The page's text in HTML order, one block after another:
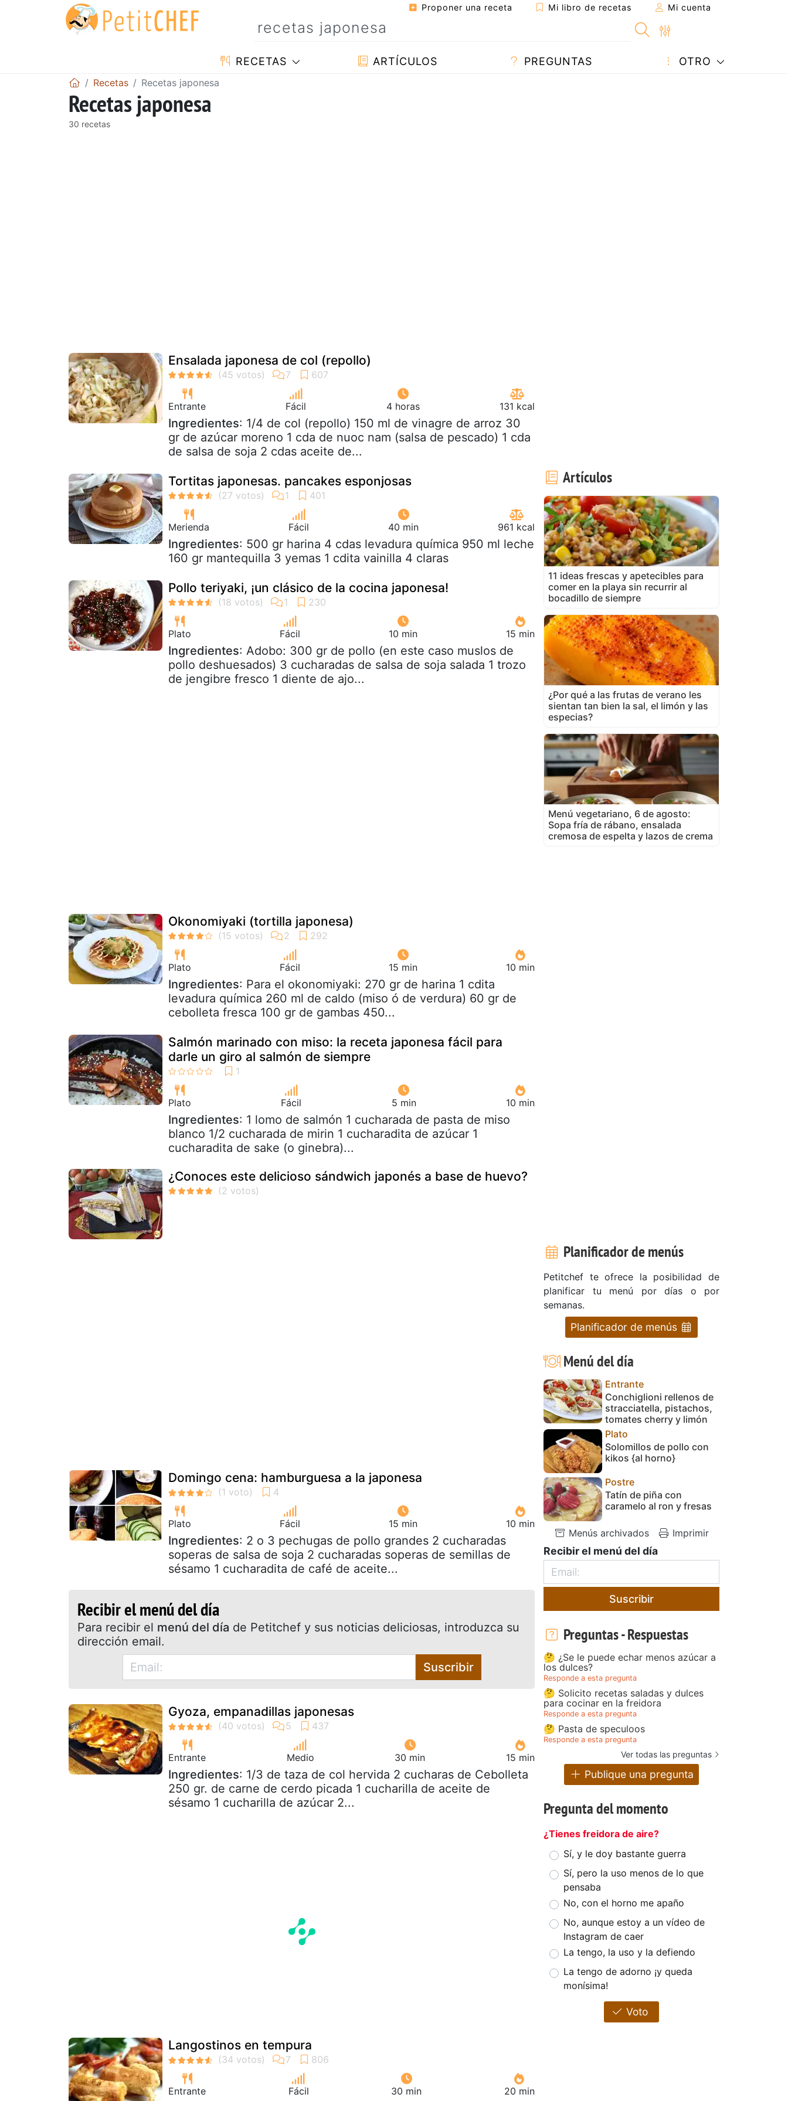
Proponer una receta Mi libro de recetas Mi cuenta
RECETAS ARTÍCULOS PREGUNTAS OTRO
Recetas Recetas japonesa
Recetas japonesa
30 recetas
Ensalada japonesa de col (repollo)
Entrante Fácil 4 horas 131 kcal
Ingredientes: 1/4 de col (repollo) 150 ml de vinagre de arroz 30
gr de azúcar moreno 1 cda de nuoc nam (salsa de pescado) 1 cda
de salsa de soja 2 cdas aceite de...
Tortitas japonesas. pancakes esponjosas
Merienda Fácil 40 min 961 kcal
Ingredientes: 500 gr harina 4 cdas levadura química 950 ml leche
160 gr mantequilla 3 yemas 1 cdita vainilla 4 claras
Pollo teriyaki, ¡un clásico de la cocina japonesa!
Plato Fácil 10 min 15 min
Ingredientes: Adobo: 300 gr de pollo (en este caso muslos de
pollo deshuesados) 3 cucharadas de salsa de soja salada 1 trozo
de jengibre fresco 1 diente de ajo...
Okonomiyaki (tortilla japonesa)
Plato Fácil 15 min 10 min
Ingredientes: Para el okonomiyaki: 270 gr de harina 1 cdita
levadura química 260 ml de caldo (miso ó de verdura) 60 gr de
cebolleta fresca 100 gr de gambas 450...
Salmón marinado con miso: la receta japonesa fácil para
darle un giro al salmón de siempre
Plato Fácil 5 min 10 min
Ingredientes: 1 lomo de salmón 1 cucharada de pasta de miso
blanco 1/2 cucharada de mirin 1 cucharadita de azúcar 1
cucharadita de sake (o ginebra)...
¿Conoces este delicioso sándwich japonés a base de huevo?
Domingo cena: hamburguesa a la japonesa
Plato Fácil 15 min 10 min
Ingredientes: 2 o 3 pechugas de pollo grandes 2 cucharadas
soperas de salsa de soja 2 cucharadas soperas de semillas de
sésamo 1 cucharadita de café de aceite...
Recibir el menú del día
Para recibir el menú del día de Petitchef y sus noticias deliciosas, introduzca su
dirección email.
Suscribir
Gyoza, empanadillas japonesas
Entrante Medio 30 min 15 min
Ingredientes: 1/3 de taza de col hervida 2 cucharas de Cebolleta
250 gr. de carne de cerdo picada 1 cucharilla de aceite de
sésamo 1 cucharilla de azúcar 2...
Langostinos en tempura
Entrante Fácil 30 min 20 min
Artículos
11 ideas frescas y apetecibles para
comer en la playa sin recurrir al
bocadillo de siempre
¿Por qué a las frutas de verano les
sientan tan bien la sal, el limón y las
especias?
Menú vegetariano, 6 de agosto:
Sopa fría de rábano, ensalada
cremosa de espelta y lazos de crema
Planificador de menús
Petitchef te ofrece la posibilidad de
planificar tu menú por días o por
semanas.
Planificador de menús
Menú del día
Entrante
Conchiglioni rellenos de
stracciatella, pistachos,
tomates cherry y limón
Plato
Solomillos de pollo con
kikos {al horno}
Postre
Tatín de piña con
caramelo al ron y fresas
Menús archivados Imprimir
Recibir el menú del día
Suscribir
Preguntas - Respuestas
🤔 ¿Se le puede echar menos azúcar a
los dulces?
Responde a esta pregunta
🤔 Solicito recetas saladas y dulces
para cocinar en la freidora
Responde a esta pregunta
🤔 Pasta de speculoos
Responde a esta pregunta
Ver todas las preguntas
Publique una pregunta
Pregunta del momento
¿Tienes freidora de aire?
Sí, y le doy bastante guerra
Sí, pero la uso menos de lo que
pensaba
No, con el horno me apaño
No, aunque estoy a un vídeo de
Instagram de caer
La tengo, la uso y la defiendo
La tengo de adorno ¡y queda
monísima!
Voto